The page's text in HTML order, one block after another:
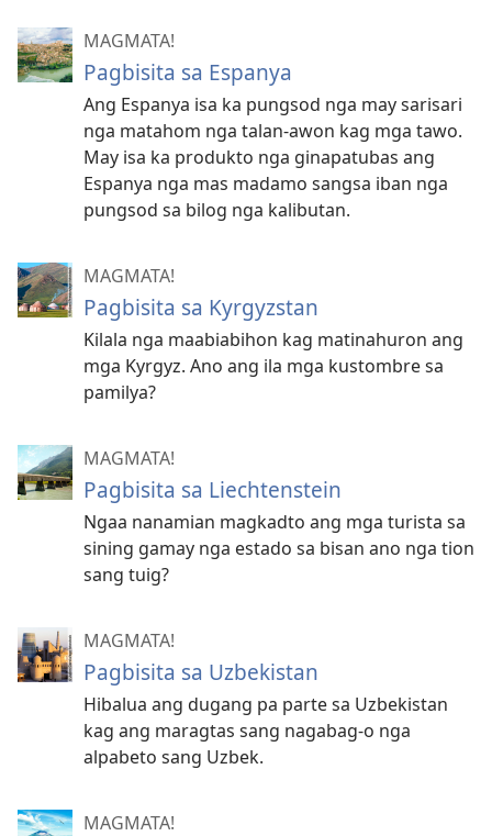
MAGMATA!
Pagbisita sa Espanya
Ang Espanya isa ka pungsod nga may sarisari
nga matahom nga talan-awon kag mga tawo.
May isa ka produkto nga ginapatubas ang
Espanya nga mas madamo sangsa iban nga
pungsod sa bilog nga kalibutan.
MAGMATA!
Pagbisita sa Kyrgyzstan
Kilala nga maabiabihon kag matinahuron ang
mga Kyrgyz. Ano ang ila mga kustombre sa
pamilya?
MAGMATA!
Pagbisita sa Liechtenstein
Ngaa nanamian magkadto ang mga turista sa
sining gamay nga estado sa bisan ano nga tion
sang tuig?
MAGMATA!
Pagbisita sa Uzbekistan
Hibalua ang dugang pa parte sa Uzbekistan
kag ang maragtas sang nagabag-o nga
alpabeto sang Uzbek.
MAGMATA!